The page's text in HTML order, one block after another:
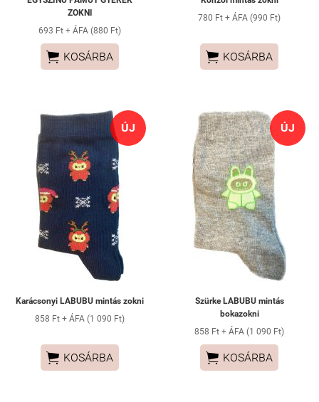
ZOKNI
693 Ft + ÁFA (880 Ft)
 KOSÁRBA
780 Ft + ÁFA (990 Ft)
 KOSÁRBA
ÚJ
Karácsonyi LABUBU mintás zokni
858 Ft + ÁFA (1 090 Ft)
 KOSÁRBA
ÚJ
Szürke LABUBU mintás
bokazokni
858 Ft + ÁFA (1 090 Ft)
 KOSÁRBA